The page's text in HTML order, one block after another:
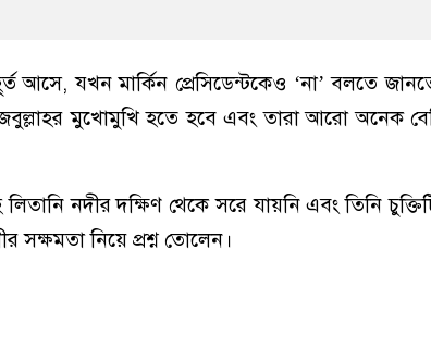
আসে, যখন মার্কিন প্রেসিডেন্টকেও ‘না’ বলতে
মুখোমুখি হতে হবে এবং তারা আরো অনেক
নদীর দক্ষিণ থেকে সরে যায়নি এবং তিনি
সক্ষমতা নিয়ে প্রশ্ন তোলেন।